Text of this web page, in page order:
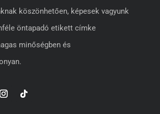
köszönhetően, képesek vagyunk
öntapadó etikett címke
minőségben és